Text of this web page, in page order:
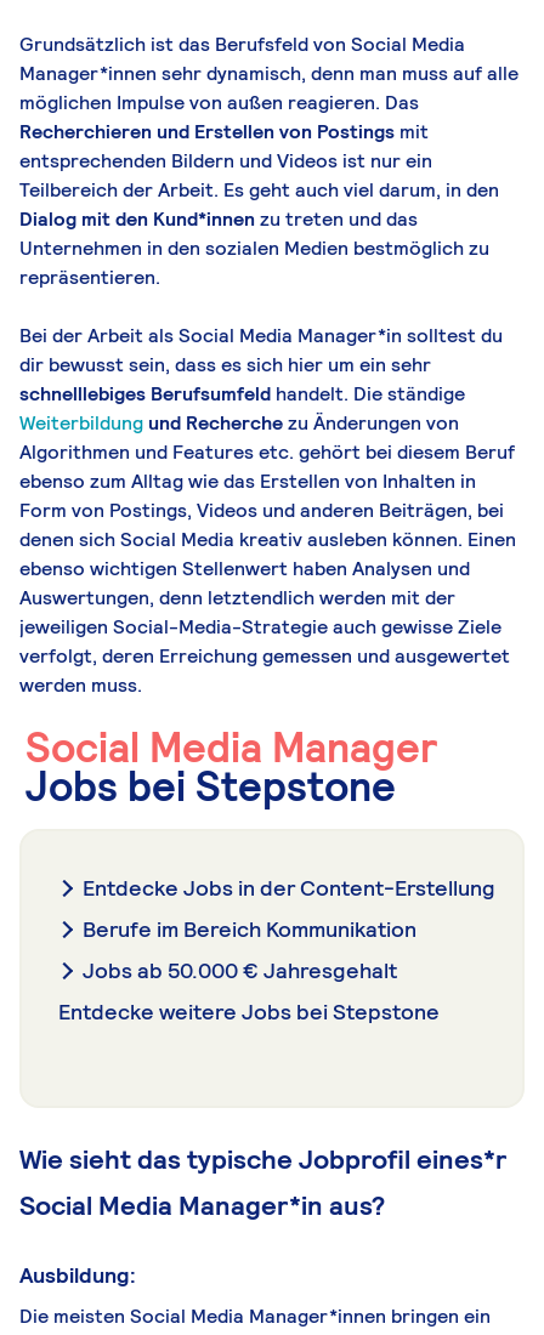
Grundsätzlich ist das Berufsfeld von Social Media
Manager*innen sehr dynamisch, denn man muss auf alle
möglichen Impulse von außen reagieren. Das
Recherchieren und Erstellen von Postings mit
entsprechenden Bildern und Videos ist nur ein
Teilbereich der Arbeit. Es geht auch viel darum, in den
Dialog mit den Kund*innenzu treten und das
Unternehmen in den sozialen Medien bestmöglich zu
repräsentieren.
Bei der Arbeit als Social Media Manager*in solltest du
dir bewusst sein, dass es sich hier um ein sehr
schnelllebiges Berufsumfeld handelt. Die ständige
Weiterbildung und Recherchezu Änderungen von
Algorithmen und Features etc. gehört bei diesem Beruf
ebenso zum Alltag wie das Erstellen von Inhalten in
Form von Postings, Videos und anderen Beiträgen, bei
denen sich Social Media kreativ ausleben können. Einen
ebenso wichtigen Stellenwert haben Analysen und
Auswertungen, denn letztendlich werden mit der
jeweiligen Social-Media-Strategie auch gewisse Ziele
verfolgt, deren Erreichung gemessen und ausgewertet
werden muss.
Social Media Manager
Jobs bei Stepstone
Entdecke Jobs in der Content-Erstellung
Berufe im Bereich Kommunikation
Jobs ab 50.000 € Jahresgehalt
Entdecke weitere Jobs bei Stepstone
Wie sieht das typische Jobprofil eines*r
Social Media Manager*in aus?
Ausbildung:
Die meisten Social Media Manager*innen bringen ein